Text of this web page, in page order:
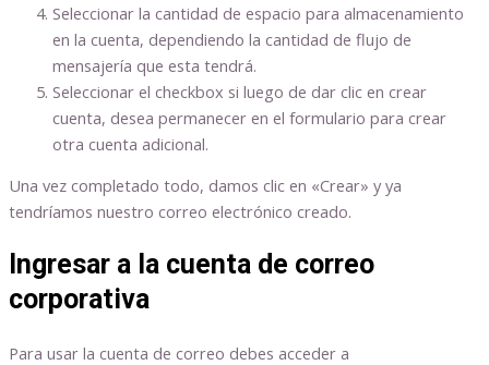
Seleccionar la cantidad de espacio para almacenamiento
en la cuenta, dependiendo la cantidad de flujo de
mensajería que esta tendrá.
Seleccionar el checkbox si luego de dar clic en crear
cuenta, desea permanecer en el formulario para crear
otra cuenta adicional.
Una vez completado todo, damos clic en «Crear» y ya
tendríamos nuestro correo electrónico creado.
Ingresar a la cuenta de correo
corporativa
Para usar la cuenta de correo debes acceder a